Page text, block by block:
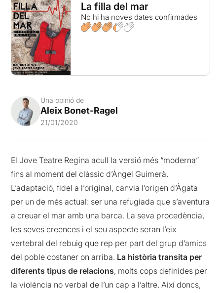
La filla del mar
No hi ha noves dates confirmades
Una opinió de
Aleix Bonet-Ragel
21/01/2020
El Jove Teatre Regina acull la versió més “moderna”
fins al moment del clàssic d’Àngel Guimerà.
L’adaptació, fidel a l’original, canvia l’origen d’Àgata
per un de més actual: ser una refugiada que s’aventura
a creuar el mar amb una barca. La seva procedència,
les seves creences i el seu aspecte seran l’eix
vertebral del rebuig que rep per part del grup d’amics
del poble costaner on arriba. La història transita per
diferents tipus de relacions, molts cops definides per
la violència no verbal de l’un cap a l’altre. Així doncs,